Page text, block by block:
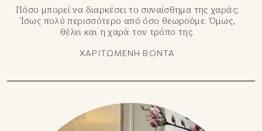
Πόσο μπορεί να διαρκέσει το συναίσθημα της χαράς;
Ίσως πολύ περισσότερο από όσο θεωρούμε. Όμως,
θέλει και η χαρά τον τρόπο της.
ΧΑΡΙΤΩΜΕΝΗ ΒΟΝΤΑ